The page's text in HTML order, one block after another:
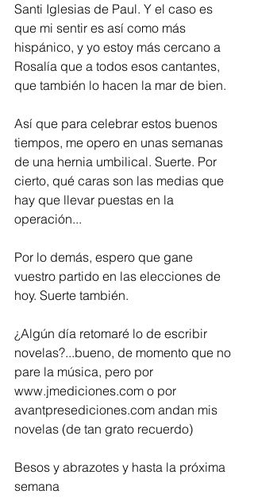
Santi Iglesias de Paul. Y el caso es
que mi sentir es así como más
hispánico, y yo estoy más cercano a
Rosalía que a todos esos cantantes,
que también lo hacen la mar de bien.
Así que para celebrar estos buenos
tiempos, me opero en unas semanas
de una hernia umbilical. Suerte. Por
cierto, qué caras son las medias que
hay que llevar puestas en la
operación...
Por lo demás, espero que gane
vuestro partido en las elecciones de
hoy. Suerte también.
¿Algún día retomaré lo de escribir
novelas?...bueno, de momento que no
pare la música, pero por
www.jmediciones.com o por
avantpresediciones.com andan mis
novelas (de tan grato recuerdo)
Besos y abrazotes y hasta la próxima
semana